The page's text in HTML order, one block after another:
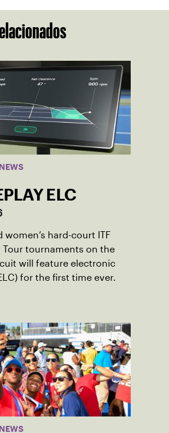
ELC
women’s hard-court ITF
Tour tournaments on the
will feature electronic
for the first time ever.